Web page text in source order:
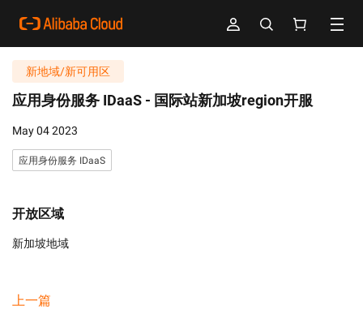
新地域/新可用区
应用身份服务 IDaaS - 国际站新加坡region开服
May 04 2023
应用身份服务 IDaaS
开放区域
新加坡地域
上一篇